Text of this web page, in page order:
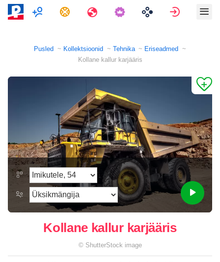
MitmikmängÜlesandedReisid Logi sisse
Pusled Kollektsioonid Tehnika
Eriseadmed
Kollane kallur karjääris
Kollane kallur karjääris
© ShutterStock image